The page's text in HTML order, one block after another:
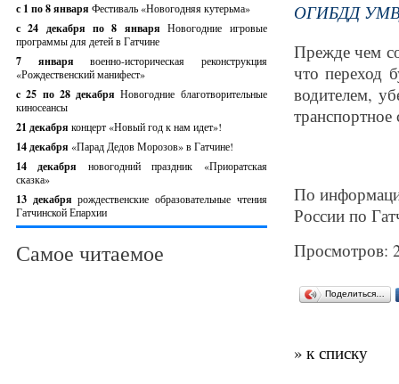
с 1 по 8 января Фестиваль «Новогодняя кутерьма»
с 24 декабря по 8 январяНовогодние игровые
программы для детей в Гатчине
7 январявоенно-историческая реконструкция
«Рождественский манифест»
c 25 по 28 декабряНовогодние благотворительные
киносеансы
21 декабря концерт «Новый год к нам идет»!
14 декабря «Парад Дедов Морозов» в Гатчине!
14 декабря новогодний праздник «Приоратская
сказка»
13 декабрярождественские образовательные чтения
Гатчинской Епархии
Самое читаемое
ОГИБДД УМВД
Прежде чем
что переход
водителем,
По
России по
Просмотров:
Поделиться…
» к списку